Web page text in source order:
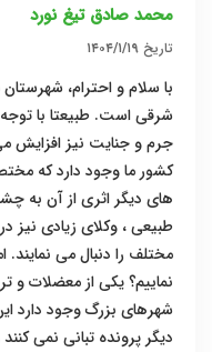
محمد صادق تیغ نورد
تاریخ ۱۴۰۴/۱/۱۹
با سلام و احترام،
شرقی است. طبیعتا با توجه
جرم و جنایت نیز افزایش
کشور ما وجود دارد که
های دیگر اثری از آن به
طبیعی ، وکلای زیادی نیز
مختلف را دنبال می نمایند.
نماییم؟ یکی از معضلات و
شهرهای بزرگ وجود دارد
دیگر پرونده تبانی نمی